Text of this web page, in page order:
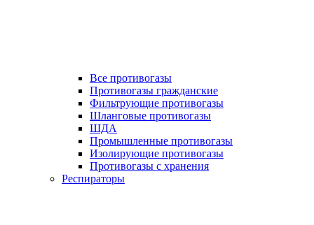
Все противогазы
Противогазы гражданские
Фильтрующие противогазы
Шланговые противогазы
ШДА
Промышленные противогазы
Изолирующие противогазы
Противогазы с хранения
Респираторы